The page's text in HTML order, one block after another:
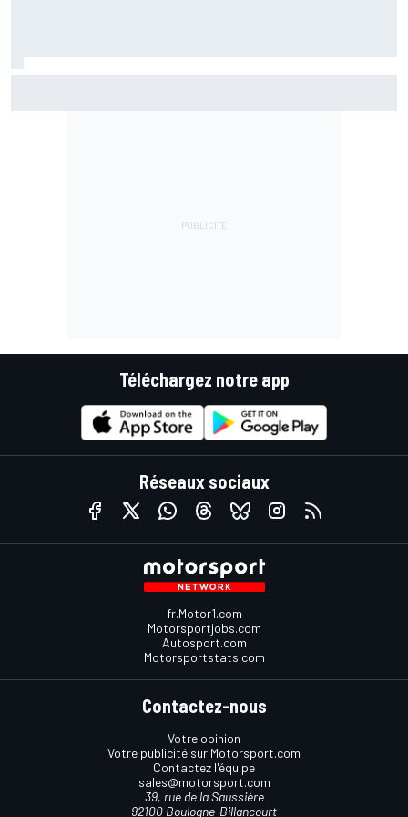
Téléchargez notre app
Réseaux sociaux
fr.Motor1.com
Motorsportjobs.com
Autosport.com
Motorsportstats.com
Contactez-nous
Votre opinion
Votre publicité sur Motorsport.com
Contactez l'équipe
sales@motorsport.com
39, rue de la Saussière
92100 Boulogne-Billancourt